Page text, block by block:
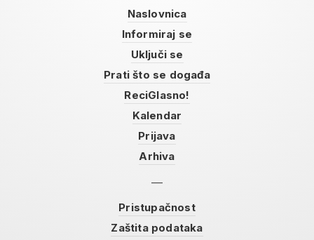
Naslovnica
Informiraj se
Uključi se
Prati što se događa
ReciGlasno!
Kalendar
Prijava
Arhiva
Pristupačnost
Zaštita podataka